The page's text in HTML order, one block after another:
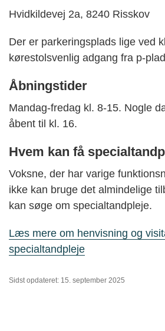
Hvidkildevej 2a, 8240 Risskov
Der er parkeringsplads lige ved
kørestolsvenlig adgang fra p-
Åbningstider
Mandag-fredag kl. 8-15. Nogle
åbent til kl. 16.
Hvem kan få
Voksne, der har varige
ikke kan bruge det almindelige
kan søge om specialtandpleje.
Læs mere om henvisning og
specialtandpleje
Sidst opdateret: 15. september 2025